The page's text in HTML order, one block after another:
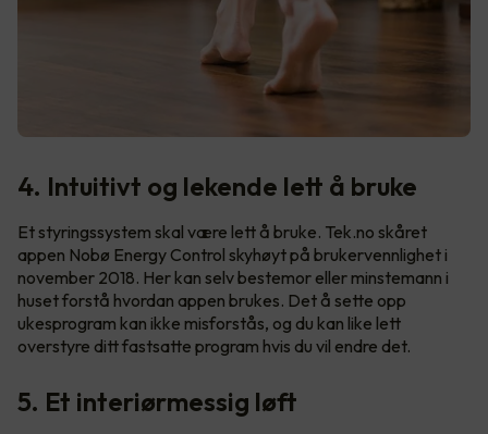
4. Intuitivt og lekende lett å bruke
Et styringssystem skal være lett å bruke. Tek.no skåret
appen Nobø Energy Control skyhøyt på brukervennlighet i
november 2018. Her kan selv bestemor eller minstemann i
huset forstå hvordan appen brukes. Det å sette opp
ukesprogram kan ikke misforstås, og du kan like lett
overstyre ditt fastsatte program hvis du vil endre det.
5. Et interiørmessig løft